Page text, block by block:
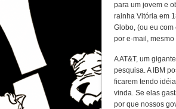
para um jovem e
rainha Vitória em
Globo, (ou eu com
por e-mail,
A AT&T, um
pesquisa. A IBM
ficarem tendo
vinda. Se elas
por que nossos